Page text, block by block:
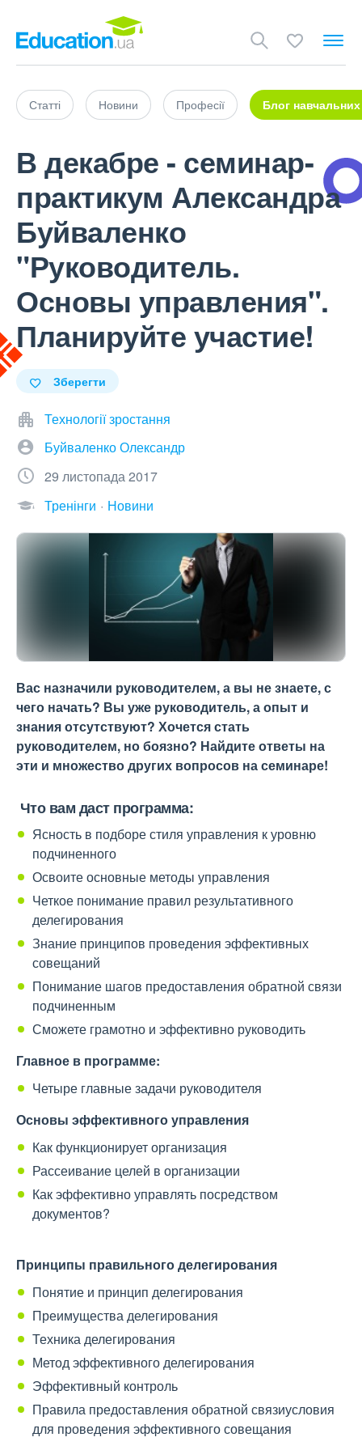
Статті Новини Професії Блог навчальних
В декабре - семинар-
практикум Александра
Буйваленко
"Руководитель.
Основы управления".
Планируйте участие!
Зберегти
Технології зростання
Буйваленко Олександр
29 листопада 2017
Тренінги
Новини
Вас назначили руководителем, а вы не знаете, с
чего начать? Вы уже руководитель, а опыт и
знания отсутствуют? Хочется стать
руководителем, но боязно? Найдите ответы на
эти и множество других вопросов на семинаре!
Что вам даст программа:
Ясность в подборе стиля управления к уровню
подчиненного
Освоите основные методы управления
Четкое понимание правил результативного
делегирования
Знание принципов проведения эффективных
совещаний
Понимание шагов предоставления обратной связи
подчиненным
Сможете грамотно и эффективно руководить
Главное в программе:
Четыре главные задачи руководителя
Основы эффективного управления
Как функционирует организация
Рассеивание целей в организации
Как эффективно управлять посредством
документов?
Принципы правильного делегирования
Понятие и принцип делегирования
Преимущества делегирования
Техника делегирования
Метод эффективного делегирования
Эффективный контроль
Правила предоставления обратной связиусловия
для проведения эффективного совещания